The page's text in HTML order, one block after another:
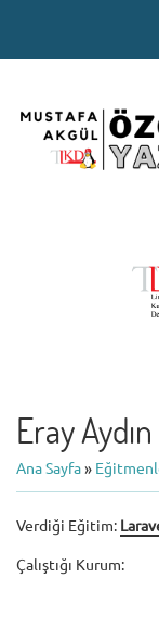
Eray Aydın
Ana Sayfa»
Verdiği Eğitim:
Çalıştığı Kurum: